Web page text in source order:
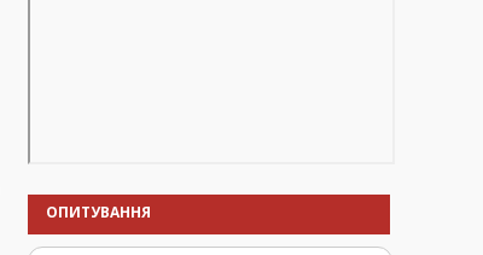
ОПИТУВАННЯ